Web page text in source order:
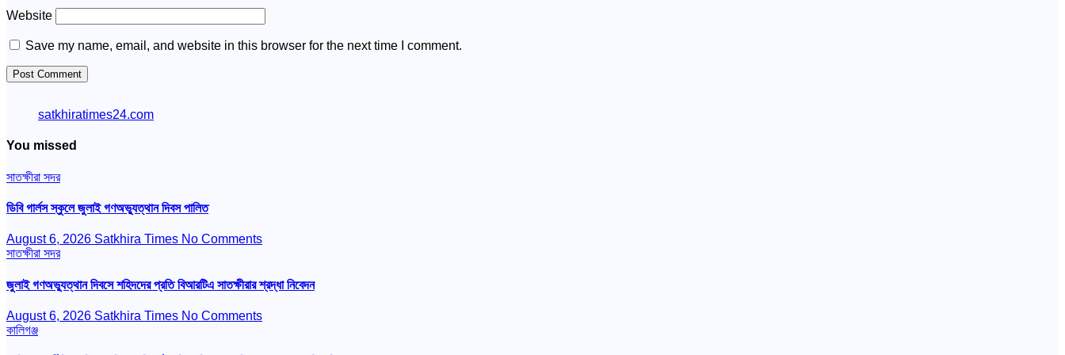
Website
Save my name, email, and website in this browser for the next time I comment.
satkhiratimes24.com
You missed
সাতক্ষীরা সদর
ডিবি গার্লস স্কুলে জুলাই গণঅভ্যুত্থান দিবস পালিত
August 6, 2026 Satkhira Times No Comments
সাতক্ষীরা সদর
জুলাই গণঅভ্যুত্থান দিবসে শহিদদের প্রতি বিআরটিএ সাতক্ষীরার শ্রদ্ধা নিবেদন
August 6, 2026 Satkhira Times No Comments
কালিগঞ্জ